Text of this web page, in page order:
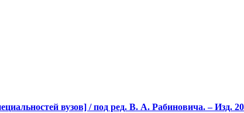
вузов] / под ред. В. А. Рабиновича. – Изд.